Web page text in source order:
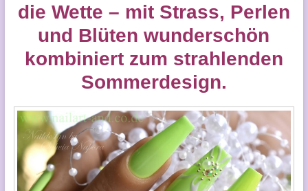
die Wette – mit Strass, Perlen
und Blüten wunderschön
kombiniert zum strahlenden
Sommerdesign.